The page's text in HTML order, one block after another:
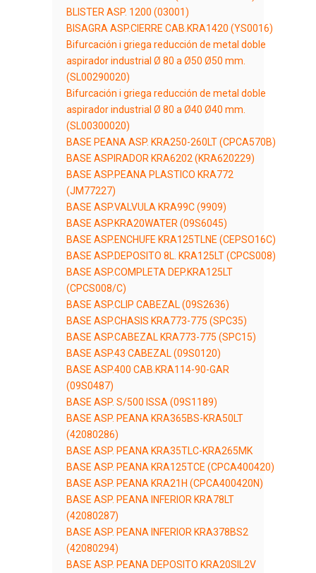
BLISTER ASP. 1200 (03001)
BISAGRA ASP.CIERRE CAB.KRA1420 (YS0016)
Bifurcación i griega reducción de metal doble
aspirador industrial Ø 80 a Ø50 Ø50 mm.
(SL00290020)
Bifurcación i griega reducción de metal doble
aspirador industrial Ø 80 a Ø40 Ø40 mm.
(SL00300020)
BASE PEANA ASP. KRA250-260LT (CPCA570B)
BASE ASPIRADOR KRA6202 (KRA620229)
BASE ASP.PEANA PLASTICO KRA772
(JM77227)
BASE ASP.VALVULA KRA99C (9909)
BASE ASP.KRA20WATER (09S6045)
BASE ASP.ENCHUFE KRA125TLNE (CEPSO16C)
BASE ASP.DEPOSITO 8L. KRA125LT (CPCS008)
BASE ASP.COMPLETA DEP.KRA125LT
(CPCS008/C)
BASE ASP.CLIP CABEZAL (09S2636)
BASE ASP.CHASIS KRA773-775 (SPC35)
BASE ASP.CABEZAL KRA773-775 (SPC15)
BASE ASP.43 CABEZAL (09S0120)
BASE ASP.400 CAB.KRA114-90-GAR
(09S0487)
BASE ASP. S/500 ISSA (09S1189)
BASE ASP. PEANA KRA365BS-KRA50LT
(42080286)
BASE ASP. PEANA KRA35TLC-KRA265MK
BASE ASP. PEANA KRA125TCE (CPCA400420)
BASE ASP. PEANA KRA21H (CPCA400420N)
BASE ASP. PEANA INFERIOR KRA78LT
(42080287)
BASE ASP. PEANA INFERIOR KRA378BS2
(42080294)
BASE ASP. PEANA DEPOSITO KRA20SIL2V